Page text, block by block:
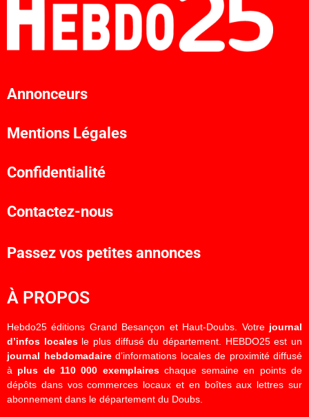
Annonceurs
Mentions Légales
Confidentialité
Contactez-nous
Passez vos petites annonces
À PROPOS
Hebdo25 éditions Grand Besançon et Haut-Doubs. Votre journal
d’infos localesle plus diffusé du département. HEBDO25 est un
journal hebdomadaired’informations locales de proximité diffusé
à plus de 110 000 exemplaireschaque semaine en points de
dépôts dans vos commerces locaux et en boîtes aux lettres sur
abonnement dans le département du Doubs.